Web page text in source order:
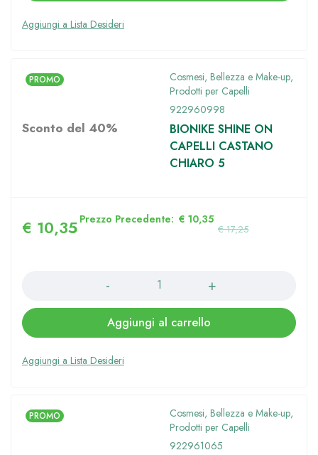
Sconto del 40%
PROMO Cosmesi, Bellezza e Make-up,
Prodotti per Capelli
922960998
BIONIKE SHINE ON
CAPELLI CASTANO
CHIARO 5
€17,25
€ 10,35 Prezzo Precedente: € 10,35
Aggiungi al carrello
PROMO Cosmesi, Bellezza e Make-up,
Prodotti per Capelli
922961065